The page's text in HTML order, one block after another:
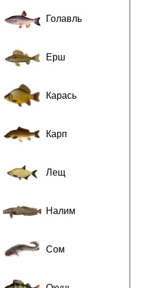
Голавль
Ерш
Карась
Карп
Лещ
Налим
Сом